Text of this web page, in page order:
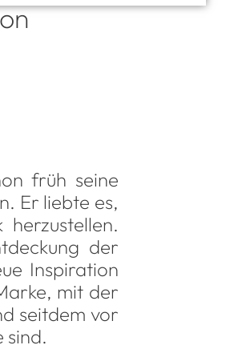
früh seine
Er liebte es,
herzustellen.
der
Inspiration
mit der
seitdem vor
sind.